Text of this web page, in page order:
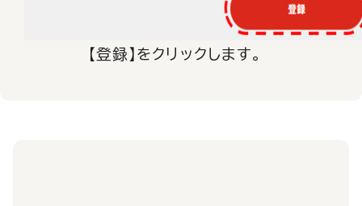
【登録】をクリックします。